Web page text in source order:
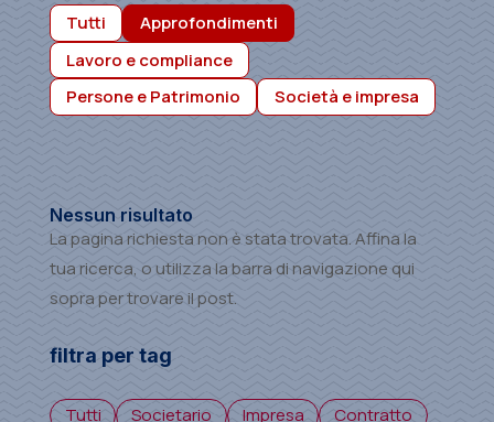
Tutti
Approfondimenti
Lavoro e compliance
Persone e Patrimonio
Società e impresa
Nessun risultato
La pagina richiesta non è stata trovata. Affina la
tua ricerca, o utilizza la barra di navigazione qui
sopra per trovare il post.
filtra per tag
Tutti Societario Impresa
Contratto